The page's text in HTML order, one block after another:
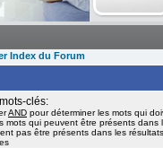
Index du Forum
clés:
AND pour déterminer les mots qui
mots qui peuvent être présents dans
pas être présents dans les